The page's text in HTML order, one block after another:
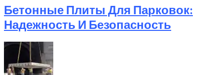
Бетонные Плиты Для Парковок:
Надежность И Безопасность